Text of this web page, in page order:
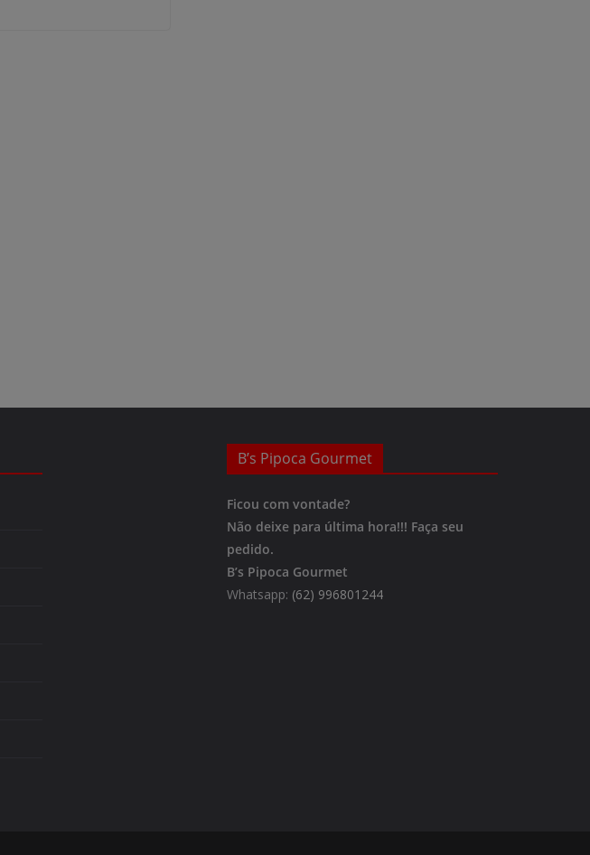
B’s Pipoca Gourmet
Ficou com vontade?
Não deixe para última hora!!! Faça seu
pedido.
B’s Pipoca Gourmet
Whatsapp: (62) 996801244